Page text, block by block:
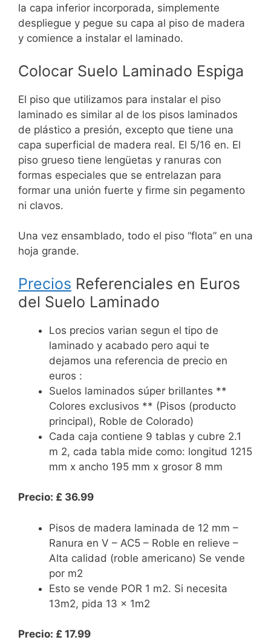
la capa inferior incorporada, simplemente
despliegue y pegue su capa al piso de madera
y comience a instalar el laminado.
Colocar Suelo Laminado Espiga
El piso que utilizamos para instalar el piso
laminado es similar al de los pisos laminados
de plástico a presión, excepto que tiene una
capa superficial de madera real. El 5/16 en. El
piso grueso tiene lengüetas y ranuras con
formas especiales que se entrelazan para
formar una unión fuerte y firme sin pegamento
ni clavos.
Una vez ensamblado, todo el piso “flota” en una
hoja grande.
Precios Referenciales en Euros
del Suelo Laminado
Los precios varian segun el tipo de
laminado y acabado pero aqui te
dejamos una referencia de precio en
euros :
Suelos laminados súper brillantes **
Colores exclusivos ** (Pisos (producto
principal), Roble de Colorado)
Cada caja contiene 9 tablas y cubre 2.1
m 2, cada tabla mide como: longitud 1215
mm x ancho 195 mm x grosor 8 mm
Precio: £ 36.99
Pisos de madera laminada de 12 mm –
Ranura en V – AC5 – Roble en relieve –
Alta calidad (roble americano) Se vende
por m2
Esto se vende POR 1 m2. Si necesita
13m2, pida 13 x 1m2
Precio: £ 17.99